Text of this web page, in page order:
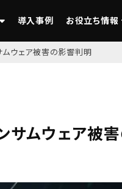
導入事例 お役立ち情報
ムウェア被害の影響判明
サムウェア被